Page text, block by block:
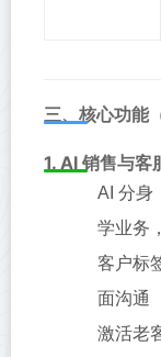
三、核心功能
1. AI 销售与客
AI 分身
学业务
客户标
面沟通
激活老